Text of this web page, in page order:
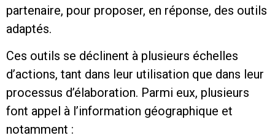
partenaire, pour proposer, en réponse, des outils
adaptés.
Ces outils se déclinent à plusieurs échelles
d’actions, tant dans leur utilisation que dans leur
processus d’élaboration. Parmi eux, plusieurs
font appel à l’information géographique et
notamment :